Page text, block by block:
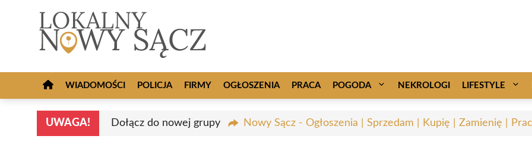
WIADOMOŚCI POLICJA FIRMY OGŁOSZENIA PRACA POGODA NEKROLOGI LIFESTYLE
UWAGA! Dołącz do nowej grupy Nowy Sącz - Ogłoszenia | Sprzedam | Kupię | Zamienię |